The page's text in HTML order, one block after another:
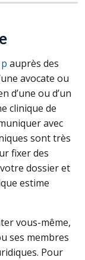
auprès des
avocate ou
d’une ou d’un
clinique de
avec
sont très
fixer des
dossier et
estime
vous-même,
ses membres
Pour